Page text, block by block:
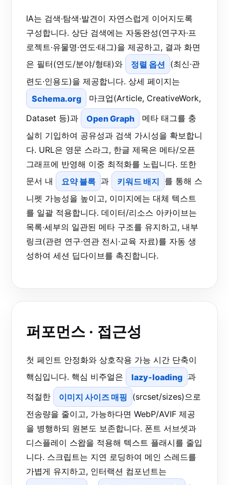
IA는 검색·탐색·발견이 자연스럽게 이어지도록
구성합니다. 상단 검색에는 자동완성(연구자·프
로젝트·유물명·연도·태그)을 제공하고, 결과 화면
은 필터(연도/분야/형태)와
정렬 옵션 (최신·관
련도·인용도)을 제공합니다. 상세 페이지는
Schema.org
마크업(Article, CreativeWork,
Dataset 등)과
Open Graph
메타 태그를 충
실히 기입하여 공유성과 검색 가시성을 확보합니
다. URL은 영문 스라그, 한글 제목은 메타/오픈
그래프에 반영해 이중 최적화를 노립니다. 또한
문서 내
요약 블록 과 키워드 배지 를 통해 스
니펫 가능성을 높이고, 이미지에는 대체 텍스트
를 일괄 적용합니다. 데이터/리소스 아카이브는
목록·세부의 일관된 메타 구조를 유지하고, 내부
링크(관련 연구·연관 전시·교육 자료)를 자동 생
성하여 세션 딥다이브를 촉진합니다.
퍼포먼스 · 접근성
첫 페인트 안정화와 상호작용 가능 시간 단축이
핵심입니다. 핵심 비주얼은
lazy-loading 과
적절한
이미지 사이즈 매핑 (srcset/sizes)으로
전송량을 줄이고, 가능하다면 WebP/AVIF 제공
을 병행하되 원본도 보존합니다. 폰트 서브셋과
디스플레이 스왑을 적용해 텍스트 플래시를 줄입
니다. 스크립트는 지연 로딩하여 메인 스레드를
가볍게 유지하고, 인터랙션 컴포넌트는